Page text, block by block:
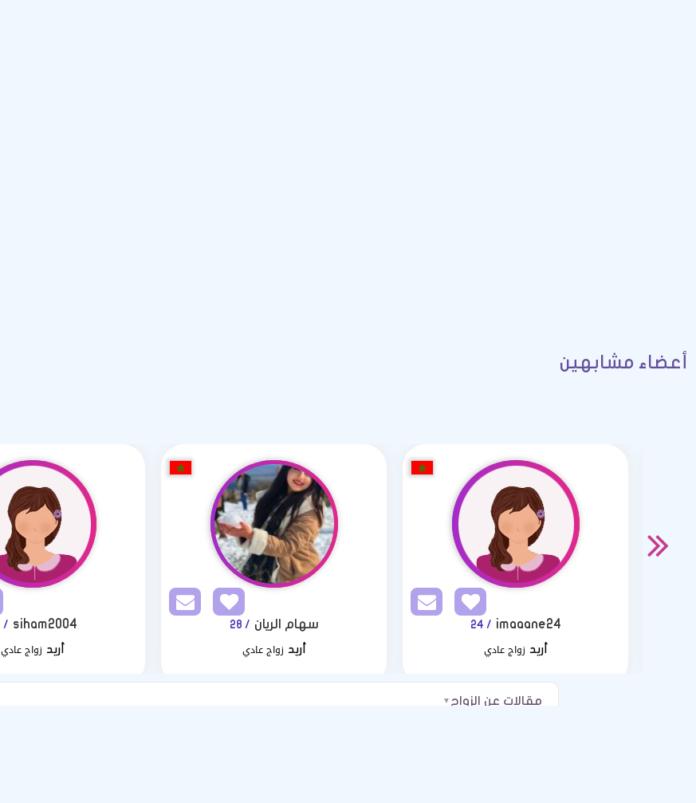
أعضاء مشابهين
siham2004
/ 22
أريد زواج عادي
سهام الريان / 28
أريد زواج عادي
imaaane24
/ 24
أريد زواج عادي
مقالات عن الزواج